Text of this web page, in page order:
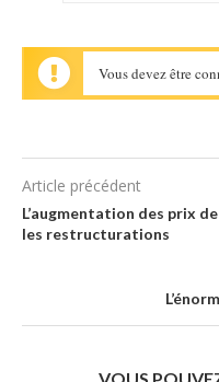
Vous devez être
Article précédent
L’augmentation des prix
les restructurations